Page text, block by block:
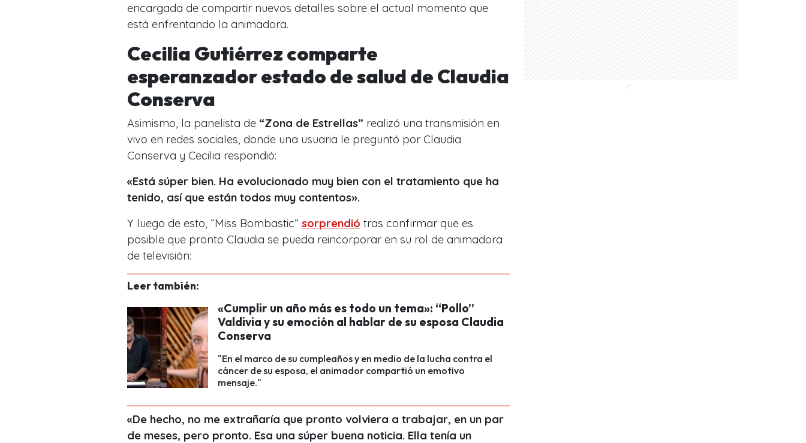
encargada de compartir nuevos detalles sobre el actual momento que
está enfrentando la animadora.
Cecilia Gutiérrez comparte
esperanzador estado de salud de Claudia
Conserva
Asimismo, la panelista de “Zona de Estrellas” realizó una transmisión en
vivo en redes sociales, donde una usuaria le preguntó por Claudia
Conserva y Cecilia respondió:
«Está súper bien. Ha evolucionado muy bien con el tratamiento que ha
tenido, así que están todos muy contentos».
Y luego de esto, “Miss Bombastic” sorprendió tras confirmar que es
posible que pronto Claudia se pueda reincorporar en su rol de animadora
de televisión:
Leer también:
«Cumplir un año más es todo un tema»: “Pollo”
Valdivia y su emoción al hablar de su esposa Claudia
Conserva
"En el marco de su cumpleaños y en medio de la lucha contra el
cáncer de su esposa, el animador compartió un emotivo
mensaje."
«De hecho, no me extrañaría que pronto volviera a trabajar, en un par
de meses, pero pronto. Esa una súper buena noticia. Ella tenía un